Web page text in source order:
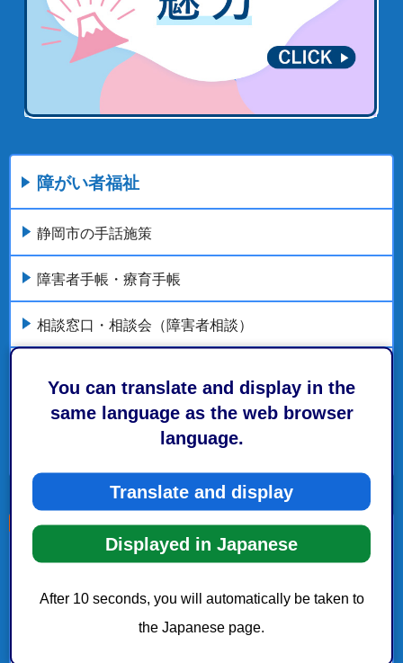
You can translate and display in the
same language as the web browser
language.
Translate and display
Displayed in Japanese
After 10 seconds, you will automatically be taken to
the Japanese page.
障がい者福祉
静岡市の手話施策
障害者手帳・療育手帳
相談窓口・相談会（障害者相談）
イベント・研修会等情報
こちらの記事も読まれています。
障がい者福祉